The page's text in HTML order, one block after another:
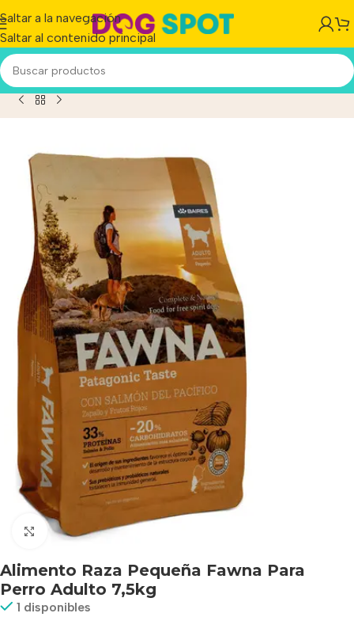
Saltar a la navegación
Saltar al contenido principal
/Alimento Raza Pequeña Fawna Para Perro Adulto 7,5kg
Haga clic para ampliar
Alimento Raza Pequeña Fawna Para
Perro Adulto 7,5kg
1 disponibles